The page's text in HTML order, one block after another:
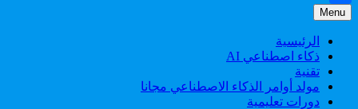
Link
Share
Menu
الرئيسية
ذكاء اصطناعي AI
تقنية
مولد أوامر الذكاء الاصطناعي مجانا
دورات تعليمية